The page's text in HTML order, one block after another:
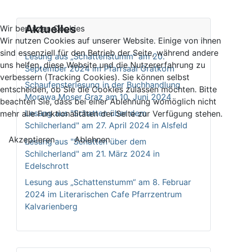
Aktuelles
Lesung aus „Schattenstumm“ am 20.
September 2024 im Pfarrsaal Gratkorn
Schaufensterlesung in der Buchhandlung
Morawa Moser Graz am 10. Juni 2024
Lesung aus "Schatten über dem
Schilcherland" am 27. April 2024 in Alsfeld
Lesung aus "Schatten über dem
Schilcherland" am 21. März 2024 in
Edelschrott
Lesung aus „Schattenstumm“ am 8. Februar
2024 im Literarischen Cafe Pfarrzentrum
Kalvarienberg
Wir benutzen Cookies
Wir nutzen Cookies auf unserer Website. Einige von ihnen
sind essenziell für den Betrieb der Seite, während andere
uns helfen, diese Website und die Nutzererfahrung zu
verbessern (Tracking Cookies). Sie können selbst
entscheiden, ob Sie die Cookies zulassen möchten. Bitte
beachten Sie, dass bei einer Ablehnung womöglich nicht
mehr alle Funktionalitäten der Seite zur Verfügung stehen.
Akzeptieren Ablehnen